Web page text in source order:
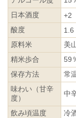
日本酒度
+2
酸度
1.6
原料米
美
精米歩合
59
保存方法
常
味わい（甘辛
度）
中
飲み頃温度
冷